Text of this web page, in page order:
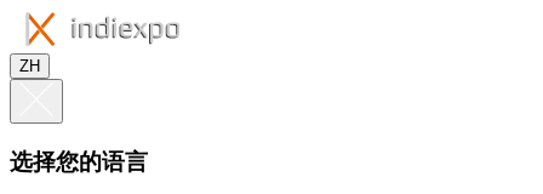
ZH
选择您的语言